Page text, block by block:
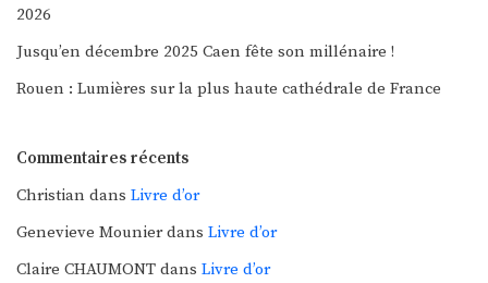
2026
Jusqu’en décembre 2025 Caen fête son millénaire !
Rouen : Lumières sur la plus haute cathédrale de France
Commentaires récents
Christian dans Livre d’or
Genevieve Mounierdans Livre d’or
Claire CHAUMONT dans Livre d’or